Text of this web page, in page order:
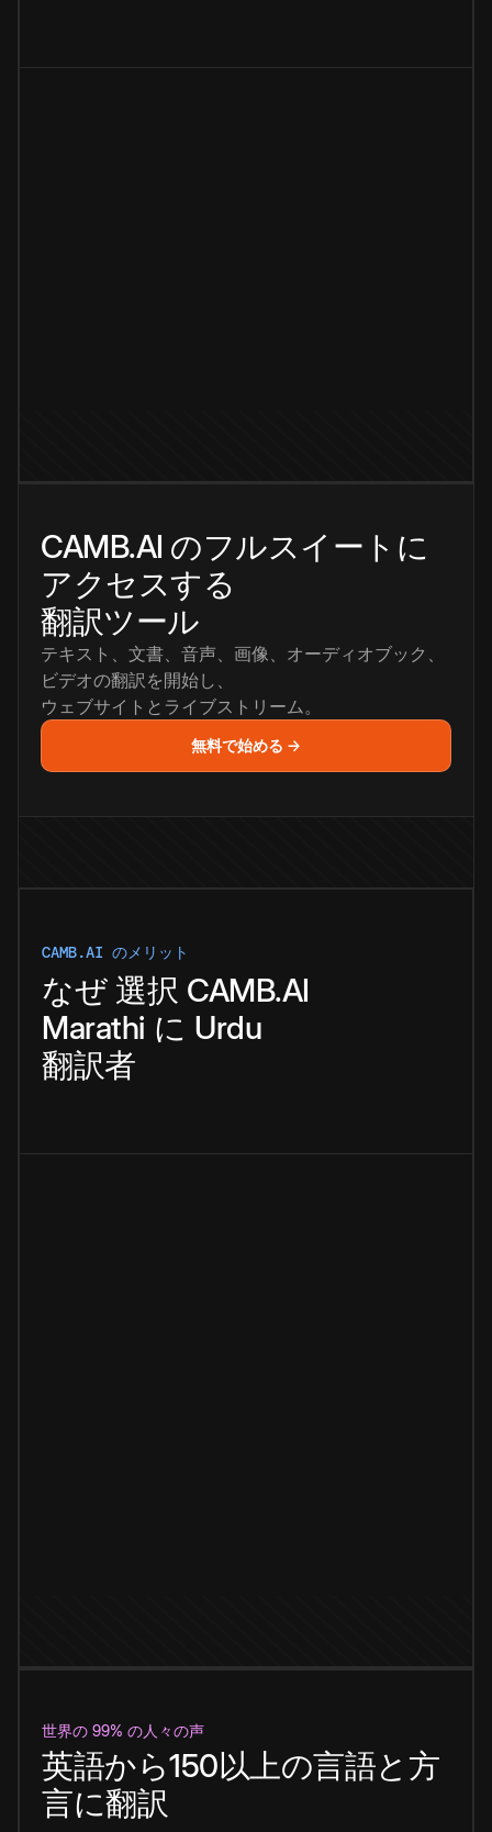
CAMB.AI のフルスイートに
アクセスする
翻訳ツール
テキスト、文書、音声、画像、オーディオブック、
ビデオの翻訳を開始し、
ウェブサイトとライブストリーム。
無料で始める →
CAMB.AI のメリット
なぜ 選択 CAMB.AI
Marathi に Urdu
翻訳者
世界の 99% の人々の声
英語から150以上の言語と方
言に翻訳